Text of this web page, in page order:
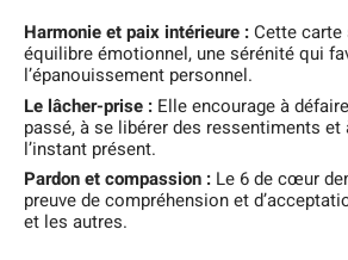
Harmonie et paix intérieure :Cette
équilibre émotionnel, une sérénité qui
l’épanouissement personnel.
Le lâcher-prise : Elle encourage à
passé, à se libérer des ressentiments et
l’instant présent.
Pardon et compassion : Le 6 de cœur
preuve de compréhension et
et les autres.